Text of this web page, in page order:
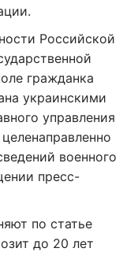
Российской
гражданка
украинскими
управления
военного
пресс-
по статье
до 20 лет